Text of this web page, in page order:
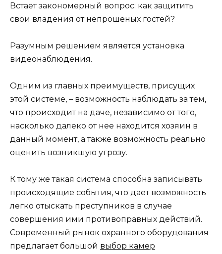
Встает закономерный вопрос: как защитить
свои владения от непрошеных гостей?
Разумным решением является установка
видеонаблюдения.
Одним из главных преимуществ, присущих
этой системе, – возможность наблюдать за тем,
что происходит на даче, независимо от того,
насколько далеко от нее находится хозяин в
данный момент, а также возможность реально
оценить возникшую угрозу.
К тому же такая система способна записывать
происходящие события, что дает возможность
легко отыскать преступников в случае
совершения ими противоправных действий.
Современный рынок охранного оборудования
предлагает большой выбор камер